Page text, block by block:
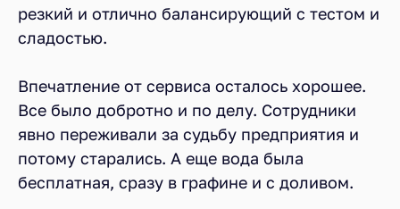
резкий и отлично балансирующий с тестом и
сладостью.
Впечатление от сервиса осталось хорошее.
Все было добротно и по делу. Сотрудники
явно переживали за судьбу предприятия и
потому старались. А еще вода была
бесплатная, сразу в графине и с доливом.